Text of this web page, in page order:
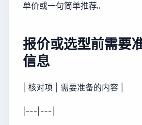
单价或一句简单推荐。
报价或选型前需要
信息
| 核对项 | 需要准备的内容 |
|---|---|